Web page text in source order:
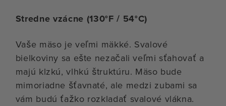
Stredne vzácne (130°F / 54°C)
Vaše mäso je veľmi mäkké. Svalové
bielkoviny sa ešte nezačali veľmi sťahovať a
majú klzkú, vlhkú štruktúru. Mäso bude
mimoriadne šťavnaté, ale medzi zubami sa
vám budú ťažko rozkladať svalové vlákna.